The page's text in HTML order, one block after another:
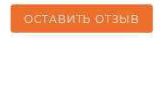
ОСТАВИТЬ ОТЗЫВ